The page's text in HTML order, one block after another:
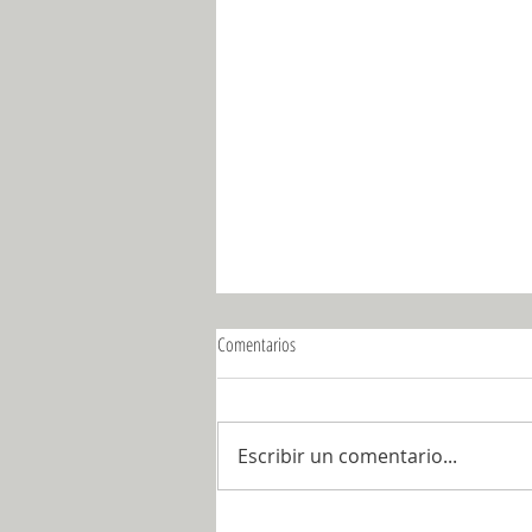
“El superpoder mexicano”
Comentarios
Escribir un comentario...